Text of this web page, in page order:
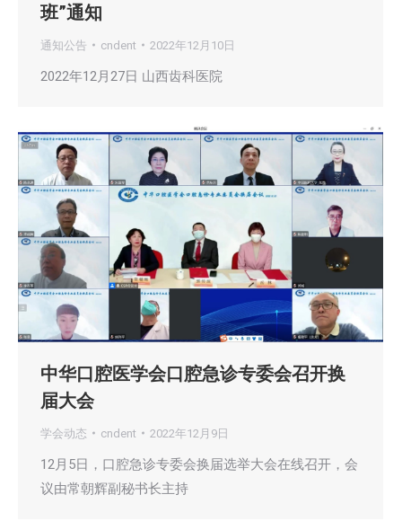
班”通知
通知公告 cndent 2022年12月10日
2022年12月27日 山西齿科医院
中华口腔医学会口腔急诊专委会召开换
届大会
学会动态 cndent 2022年12月9日
12月5日，口腔急诊专委会换届选举大会在线召开，会
议由常朝辉副秘书长主持